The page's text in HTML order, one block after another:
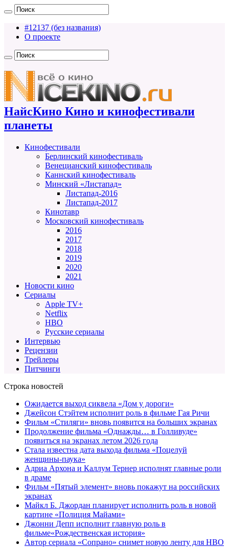
#12137 (без названия)
О проекте
НайсКино Кино и кинофестивали
планеты
Кинофестивали
Берлинский кинофестиваль
Венецианский кинофестиваль
Каннский кинофестиваль
Минский «Листапад»
Листапад-2016
Листапад-2017
Кинотавр
Московский кинофестиваль
2016
2017
2018
2019
2020
2021
Новости кино
Сериалы
Apple TV+
Netflix
HBO
Русские сериалы
Интервью
Рецензии
Трейлеры
Питчинги
Строка новостей
Ожидается выход сиквела «Дом у дороги»
Джейсон Стэйтем исполнит роль в фильме Гая Ричи
Фильм «Стиляги» вновь появится на больших экранах
Продолжение фильма «Однажды… в Голливуде»
появиться на экранах летом 2026 года
Стала известна дата выхода фильма «Поцелуй
женщины-паука»
Адриа Архона и Каллум Тернер исполнят главные роли
в драме
Фильм «Пятый элемент» вновь покажут на российских
экранах
Майкл Б. Джордан планирует исполнить роль в новой
картине «Полиция Майами»
Джонни Депп исполнит главную роль в
фильме«Рождественская история»
Автор сериала «Сопрано» снимет новую ленту для HBO